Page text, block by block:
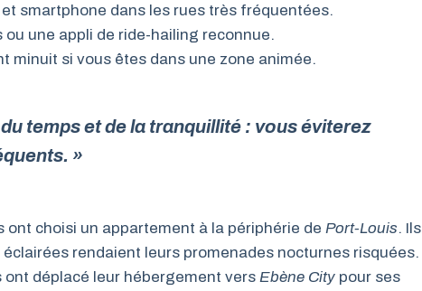
smartphone dans les rues très fréquentées.
une appli de ride-hailing reconnue.
minuit si vous êtes dans une zone animée.
temps et de la tranquillité : vous éviterez
»
ont choisi un appartement à la périphérie de Port-Louis. Ils
rendaient leurs promenades nocturnes risquées.
déplacé leur hébergement vers Ebène City pour ses